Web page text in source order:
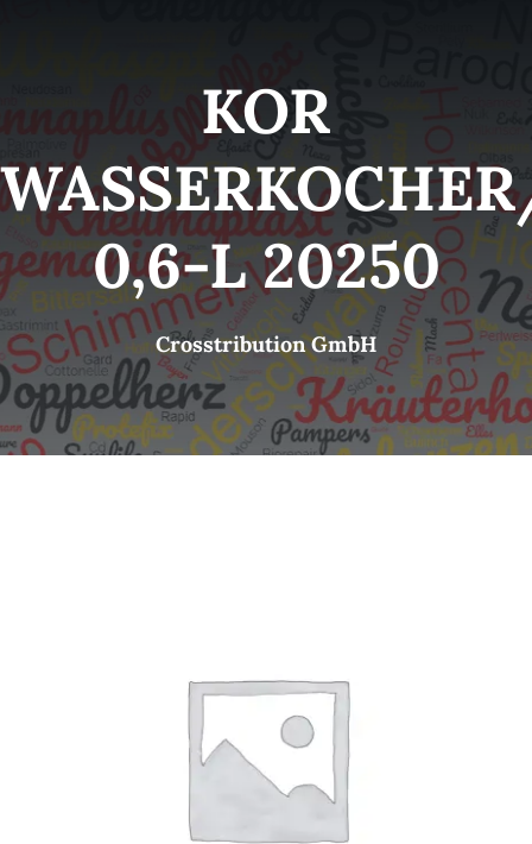
Brands
B2B-Shop
Kontakt
KOR
0,6-L 20250
Crosstribution GmbH